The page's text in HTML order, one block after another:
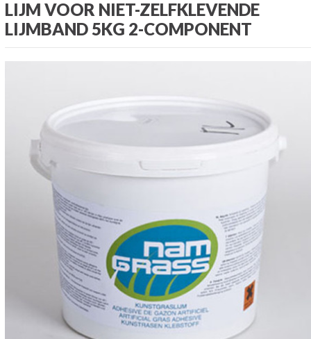
LIJM VOOR NIET-ZELFKLEVENDE
LIJMBAND 5KG 2-COMPONENT